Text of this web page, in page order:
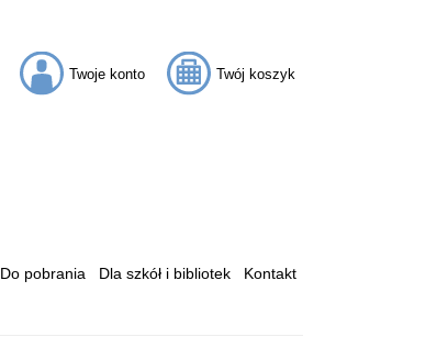
Twoje konto Twój koszyk
Do pobrania Dla szkół i bibliotek Kontakt